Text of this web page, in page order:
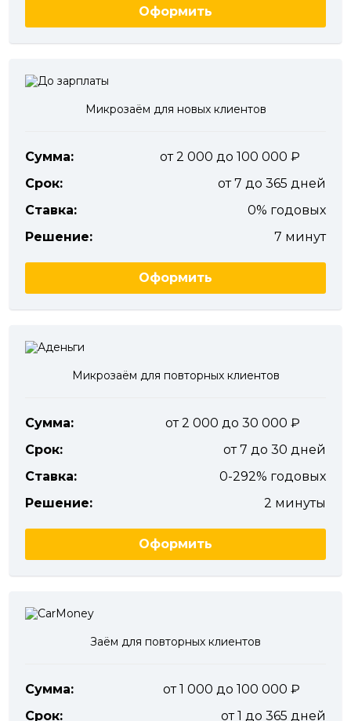
Оформить
Микрозаём для новых клиентов
Сумма:
от 2 000 до 100 000
Срок:
от 7 до 365 дней
Ставка:
0% годовых
Решение:
7 минут
Оформить
Микрозаём для повторных клиентов
Сумма:
от 2 000 до 30 000
Срок:
от 7 до 30 дней
Ставка:
0-292% годовых
Решение:
2 минуты
Оформить
Заём для повторных клиентов
Сумма:
от 1 000 до 100 000
Срок:
от 1 до 365 дней